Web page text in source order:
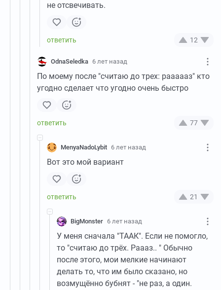
не отсвечивать.
12
OdnaSeledka 6 лет назад
По моему после "считаю до трех: раааааз" кто
угодно сделает что угодно очень быстро
77
MenyaNadoLybit 6 лет назад
Вот это мой вариант
21
BigMonster 6 лет назад
У меня сначала "ТААК". Если не помогло,
то "считаю до трёх. Раааз.. " Обычно
после этого, мои мелкие начинают
делать то, что им было сказано, но
возмущённо бубнят - "не раз, а один.